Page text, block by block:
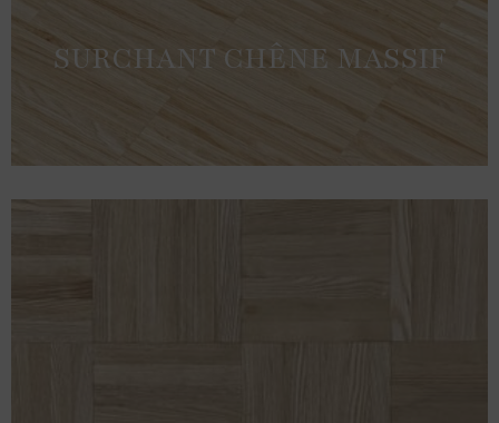
SURCHANT CHÊNE MASSIF